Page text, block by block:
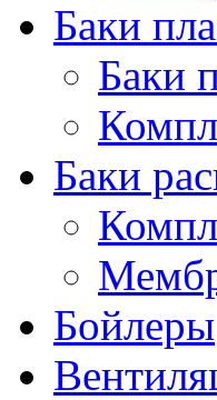
Баки
Баки
Баки
Бойлеры